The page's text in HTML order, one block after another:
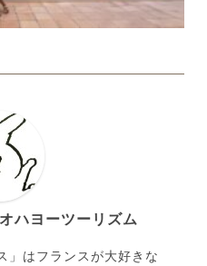
ハヨーツーリズム
」はフランスが大好きな